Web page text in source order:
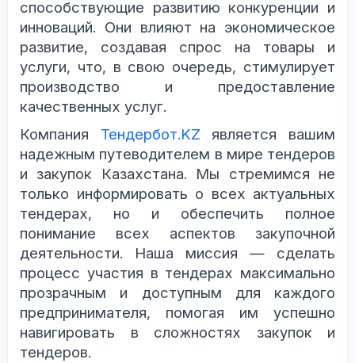
способствующие развитию конкуренции и
инноваций. Они влияют на экономическое
развитие, создавая спрос на товары и
услуги, что, в свою очередь, стимулирует
производство и предоставление
качественных услуг.
Компания Тендербот.KZ является вашим
надежным путеводителем в мире тендеров
и закупок Казахстана. Мы стремимся не
только информировать о всех актуальных
тендерах, но и обеспечить полное
понимание всех аспектов закупочной
деятельности. Наша миссия — сделать
процесс участия в тендерах максимально
прозрачным и доступным для каждого
предпринимателя, помогая им успешно
навигировать в сложностях закупок и
тендеров.